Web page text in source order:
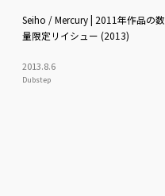
Seiho / Mercury | 2011年作品の数
量限定リイシュー (2013)
2013.8.6
Dubstep